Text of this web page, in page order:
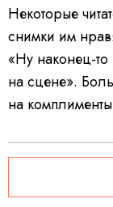
Некоторые
снимки им
«Ну наконец-
на сцене».
на